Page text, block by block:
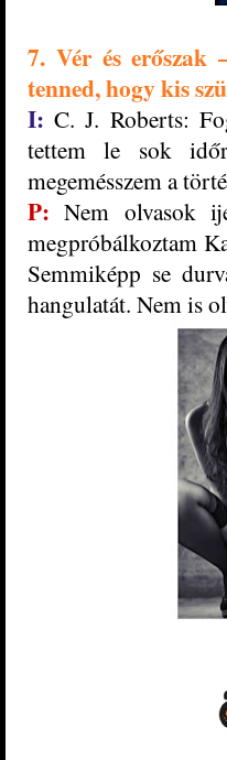
7. Vér és
tenned, hogy kis
I: C. J. Roberts:
tettem le sok
megemésszem a
P:Nem olvasok
megpróbálkoztam
Semmiképp se
hangulatát. Nem is